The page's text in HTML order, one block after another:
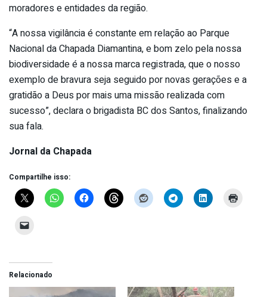
moradores e entidades da região.
“A nossa vigilância é constante em relação ao Parque
Nacional da Chapada Diamantina, e bom zelo pela nossa
biodiversidade é a nossa marca registrada, que o nosso
exemplo de bravura seja seguido por novas gerações e a
gratidão a Deus por mais uma missão realizada com
sucesso”, declara o brigadista BC dos Santos, finalizando
sua fala.
Jornal da Chapada
Compartilhe isso:
Relacionado